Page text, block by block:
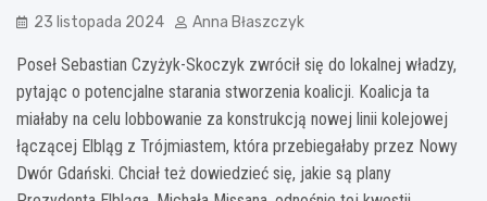
23 listopada 2024 Anna Błaszczyk
Poseł Sebastian Czyżyk-Skoczyk zwrócił się do lokalnej władzy,
pytając o potencjalne starania stworzenia koalicji. Koalicja ta
miałaby na celu lobbowanie za konstrukcją nowej linii kolejowej
łączącej Elbląg z Trójmiastem, która przebiegałaby przez Nowy
Dwór Gdański. Chciał też dowiedzieć się, jakie są plany